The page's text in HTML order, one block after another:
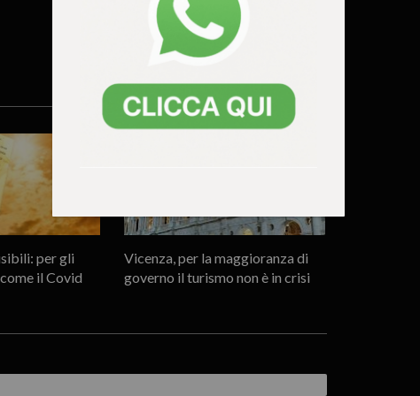
per gli
il Covid
Vicenza, per la maggioranza di
governo il turismo non è in crisi